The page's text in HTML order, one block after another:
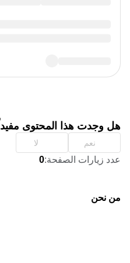
هل وجدت هذا المحتوى مفيداً؟
نعم
عدد زيارات الصفحة:
0
من نحن